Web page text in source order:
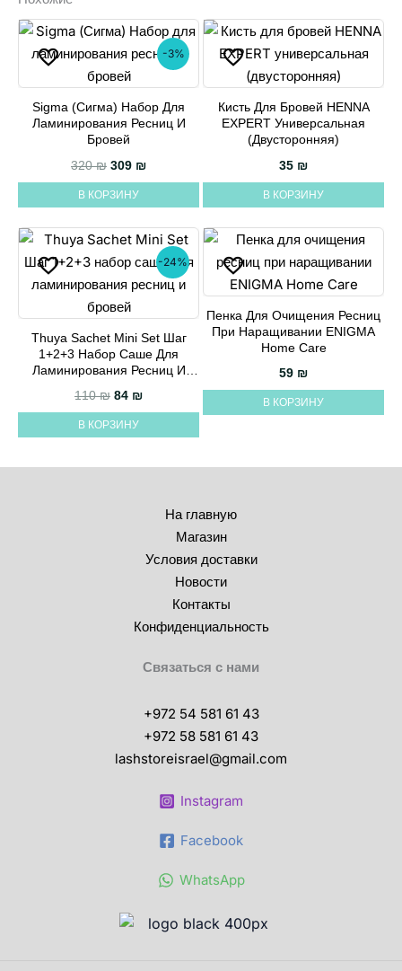
-3%
Sigma (Сигма) Набор Для
Ламинирования Ресниц И
Бровей
320₪ Первоначальная цена составляла 320 ₪.
309 ₪Текущая цена: 309 ₪.
В КОРЗИНУ
Кисть Для Бровей HENNA
EXPERT Универсальная
(двусторонняя)
35 ₪
В КОРЗИНУ
-24%
Thuya Sachet Mini Set Шаг
1+2+3 Набор Саше Для
Ламинирования Ресниц И
110₪ Первоначальная цена составляла 110 ₪.
84 ₪Текущая цена: 84 ₪.
В КОРЗИНУ
Пенка Для Очищения Ресниц
При Наращивании ENIGMA
Home Care
59 ₪
В КОРЗИНУ
На главную
Магазин
Условия доставки
Новости
Контакты
Конфиденциальность
Связаться с нами
+972 54 581 61 43
+972 58 581 61 43
lashstoreisrael@gmail.com
Instagram
Facebook
WhatsApp